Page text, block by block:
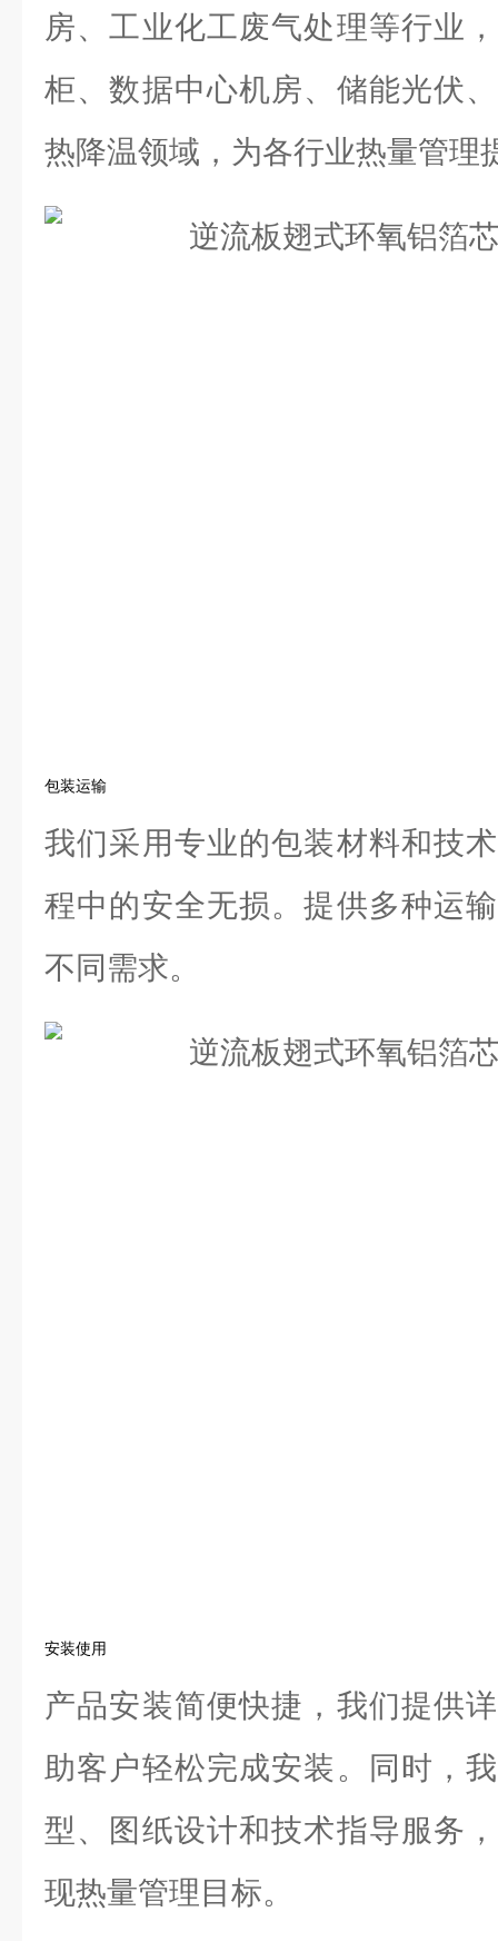
房、工业化工废气处理等行业
柜、数据中心机房、储能光伏
热降温领域，为各行业热量管理
包装运输
我们采用专业的包装材料和技
程中的安全无损。提供多种运
不同需求。
安装使用
产品安装简便快捷，我们提供
助客户轻松完成安装。同时，
型、图纸设计和技术指导服务
现热量管理目标。